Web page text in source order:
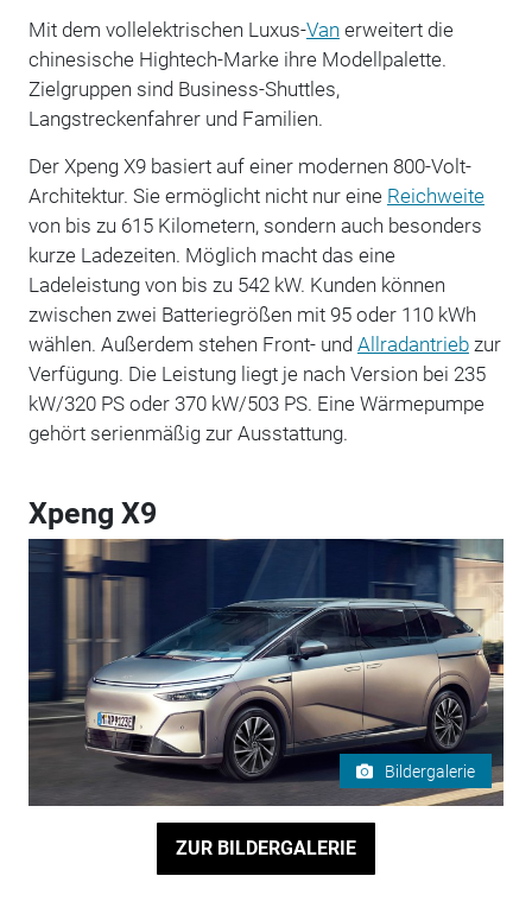
Mit dem vollelektrischen Luxus-Van erweitert die
chinesische Hightech-Marke ihre Modellpalette.
Zielgruppen sind Business-Shuttles,
Langstreckenfahrer und Familien.
Der Xpeng X9 basiert auf einer modernen 800-Volt-
Architektur. Sie ermöglicht nicht nur eine Reichweite
von bis zu 615 Kilometern, sondern auch besonders
kurze Ladezeiten. Möglich macht das eine
Ladeleistung von bis zu 542 kW. Kunden können
zwischen zwei Batteriegrößen mit 95 oder 110 kWh
wählen. Außerdem stehen Front- und Allradantriebzur
Verfügung. Die Leistung liegt je nach Version bei 235
kW/320 PS oder 370 kW/503 PS. Eine Wärmepumpe
gehört serienmäßig zur Ausstattung.
Xpeng X9
Bildergalerie
ZUR BILDERGALERIE